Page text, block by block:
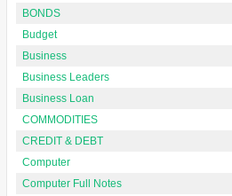
BONDS
Budget
Business
Business Leaders
Business Loan
COMMODITIES
CREDIT & DEBT
Computer
Computer Full Notes